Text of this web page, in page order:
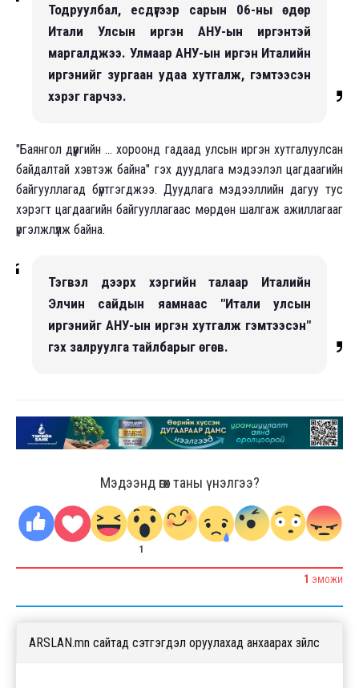
Тодруулбал, есдүгээр сарын 06-ны өдөр
Итали Улсын иргэн АНУ-ын иргэнтэй
маргалджээ. Улмаар АНУ-ын иргэн Италийн
иргэнийг зургаан удаа хутгалж, гэмтээсэн
хэрэг гарчээ.
"Баянгол дүүргийн ... хороонд гадаад улсын иргэн хутгалуулсан
байдалтай хэвтэж байна" гэх дуудлага мэдээлэл цагдаагийн
байгууллагад бүртгэгджээ. Дуудлага мэдээллийн дагуу тус
хэрэгт цагдаагийн байгууллагаас мөрдөн шалгаж ажиллагааг
үргэлжлүүлж байна.
Тэгвэл дээрх хэргийн талаар Италийн
Элчин сайдын яамнаас "Итали улсын
иргэнийг АНУ-ын иргэн хутгалж гэмтээсэн"
гэх залруулга тайлбарыг өгөв.
Мэдээнд өгөх таны үнэлгээ?
1
1 ЭМОЖИ
ARSLAN.mn сайтад сэтгэгдэл оруулахад анхаарах зүйлс